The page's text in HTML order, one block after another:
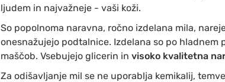
ljudem in najvažneje - vaši koži.
So popolnoma naravna, ročno izdelana mila,
onesnažujejo podtalnice. Izdelana so po
maščob. Vsebujejo glicerin in visoko kvalitetna
Za odišavljanje mil se ne uporablja kemikalij,